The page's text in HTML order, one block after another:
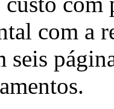
com a
seis